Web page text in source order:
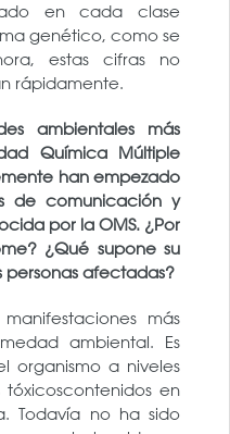
en cada clase
genético, como se
estas cifras no
rápidamente.
ambientales más
Química Múltiple
han empezado
de comunicación y
por la OMS. ¿Por
¿Qué supone su
personas afectadas?
más
ambiental. Es
organismo a niveles
en
Todavía no ha sido